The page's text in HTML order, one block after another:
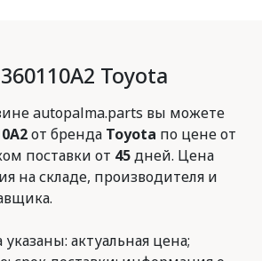
Toyota
autopalma.parts вы можете
от бренда Toyota по цене от
поставки от 45дней. Цена
на складе, производителя и
указаны: актуальная цена;